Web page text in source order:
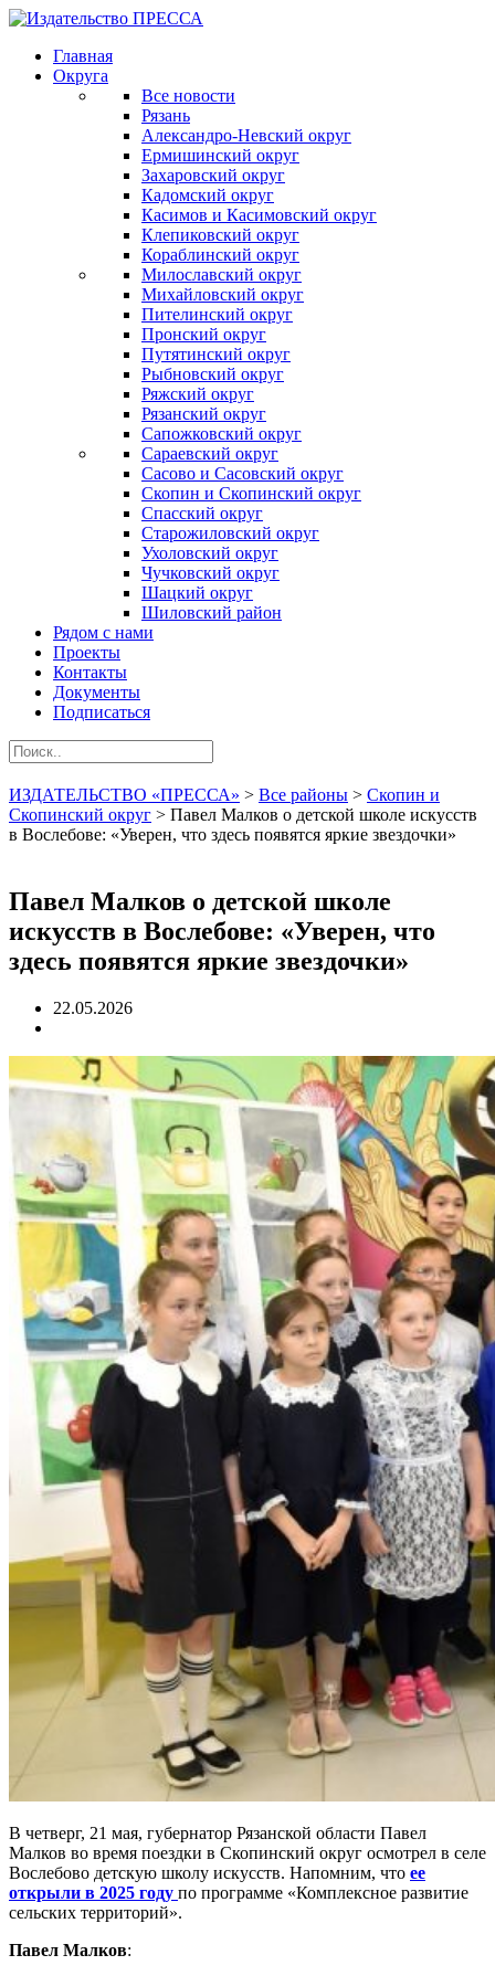
Главная
Округа
Все новости
Рязань
Александро-Невский округ
Ермишинский округ
Захаровский округ
Кадомский округ
Касимов и Касимовский округ
Клепиковский округ
Кораблинский округ
Милославский округ
Михайловский округ
Пителинский округ
Пронский округ
Путятинский округ
Рыбновский округ
Ряжский округ
Рязанский округ
Сапожковский округ
Сараевский округ
Сасово и Сасовский округ
Скопин и Скопинский округ
Спасский округ
Старожиловский округ
Ухоловский округ
Чучковский округ
Шацкий округ
Шиловский район
Рядом с нами
Проекты
Контакты
Документы
Подписаться
ИЗДАТЕЛЬСТВО «ПРЕССА» > Все районы > Скопин и
Скопинский округ > Павел Малков о детской школе искусств
в Вослебове: «Уверен, что здесь появятся яркие звездочки»
Павел Малков о детской школе
искусств в Вослебове: «Уверен, что
здесь появятся яркие звездочки»
22.05.2026
В четверг, 21 мая, губернатор Рязанской области Павел
Малков во время поездки в Скопинский округ осмотрел в селе
Вослебово детскую школу искусств. Напомним, что ее
открыли в 2025 году по программе «Комплексное развитие
сельских территорий».
Павел Малков: